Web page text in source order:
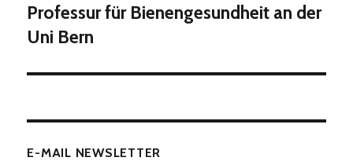
Nächster
Beitrag:
Professur für Bienengesundheit an der
Uni Bern
E-MAIL NEWSLETTER